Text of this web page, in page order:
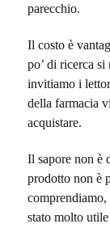
parecchio.
Il costo è
po’ di ricerca
invitiamo i
della farmacia
acquistare.
Il sapore non è
prodotto non è
comprendiamo,
stato molto